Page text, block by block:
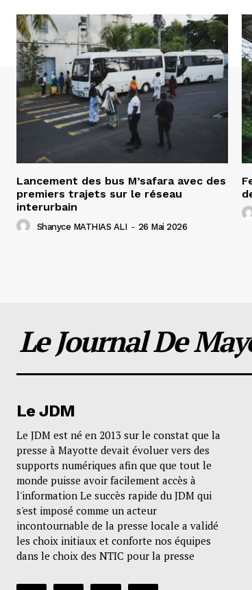
Lancement des bus M’safara avec des
premiers trajets sur le réseau
interurbain
Shanyce MATHIAS ALI - 26 Mai 2026
Le Journal De
Le JDM
Le JDM est né en 2013 sur le constat que la
presse à Mayotte devait évoluer vers des
supports numériques afin que que tout le
monde puisse avoir facilement accès à
l'information Le succès rapide du JDM qui
s'est imposé comme un acteur
incontournable de la presse locale a validé
les choix initiaux et conforte nos équipes
dans le choix des NTIC pour la presse